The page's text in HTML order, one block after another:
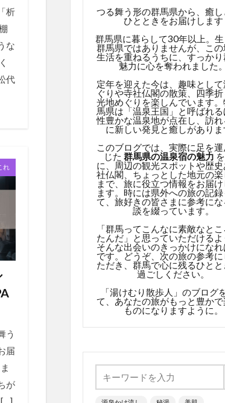
析
な
代
れ
う
届
が
つる舞う形の群馬県から、癒
ひとときをお届けします
群馬県に暮らして30年以上。
群馬県ではありませんが、こ
生活を重ねるうちに、すっか
魅力に心を奪われました。
定年を迎えた今は、趣味とし
ぐりや寺社仏閣の散策、四季折
光地めぐりを楽しんでいます
馬県は「温泉王国」と呼ばれ
性豊かな温泉地が点在し、訪
に新しい発見と癒しがありま
このブログでは、実際に足を
じた 群馬県の温泉宿の魅力
に、周辺の観光スポットや歴
社仏閣、ちょっとした地元の
まで、旅に役立つ情報をお届
ます。時には県外への旅の記録
て、旅好きの皆さまに参考にな
談を綴っています。
「群馬ってこんなに素敵なと
たんだ」と思っていただけるよ
そんな出会いのきっかけにな
です。どうぞ、次の旅の参考
ただき、群馬で心に残るひと
過ごしください。
「湯けむり散歩人」のブログ
て、あなたの旅がもっと豊かで
ものになりますように。